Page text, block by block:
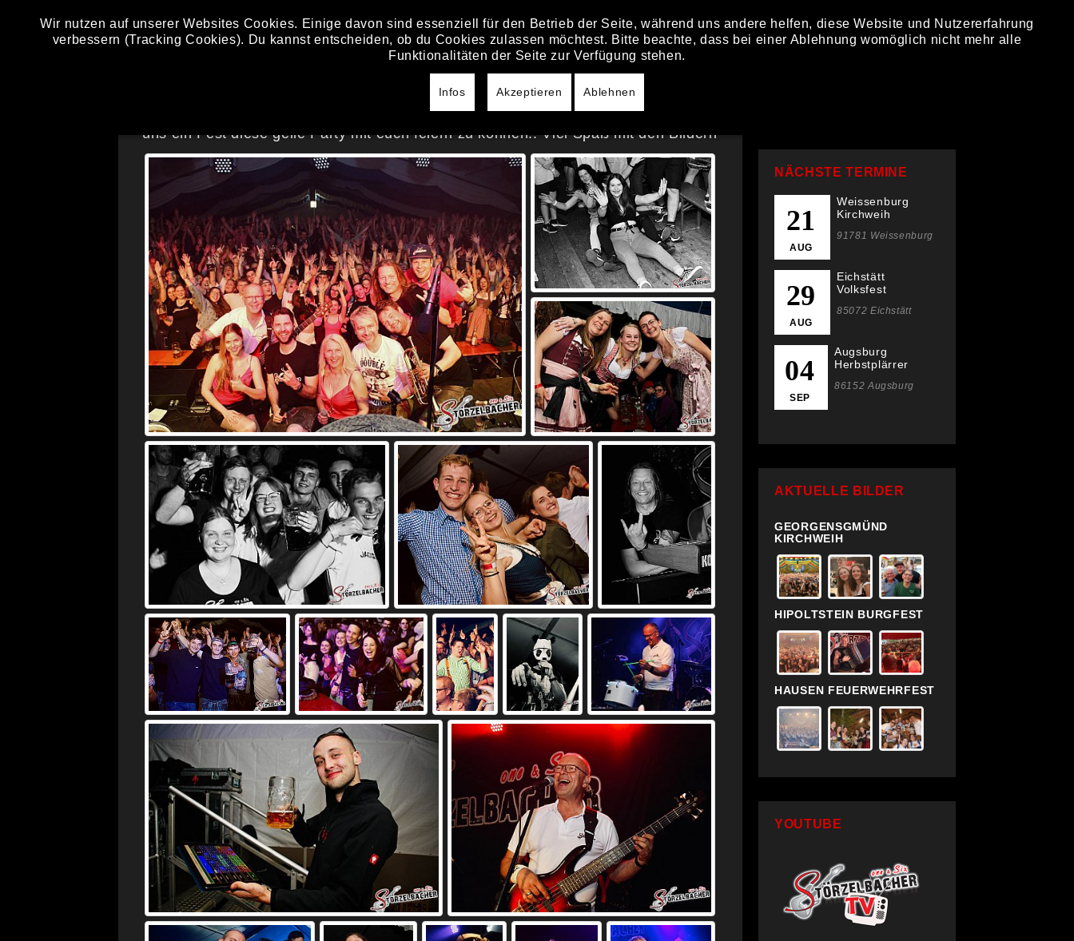
HOME STÖRZELBACHER TITANIUM TOUR BILDER KONTAKT
FREITAG, 13. MAI 2022
WIESETHBRUCK FFW FEST
Am Freitag ging ein Beben durch Wiesethbruck und zwar ein gewaltiges :-) Es war
uns ein Fest diese geile Party mit euch feiern zu können!! Viel Spaß mit den Bildern
NÄCHSTE TERMINE
21
AUG
Weissenburg
Kirchweih
91781 Weissenburg
29
AUG
Eichstätt
Volksfest
85072 Eichstätt
04
SEP
Augsburg
Herbstplärrer
86152 Augsburg
AKTUELLE BILDER
GEORGENSGMÜND
KIRCHWEIH
HIPOLTSTEIN BURGFEST
HAUSEN FEUERWEHRFEST
YOUTUBE
Wir nutzen auf unserer Websites Cookies. Einige davon sind essenziell für den Betrieb der Seite, während uns andere helfen, diese Website und Nutzererfahrung
verbessern (Tracking Cookies). Du kannst entscheiden, ob du Cookies zulassen möchtest. Bitte beachte, dass bei einer Ablehnung womöglich nicht mehr alle
Funktionalitäten der Seite zur Verfügung stehen.
Infos Akzeptieren Ablehnen